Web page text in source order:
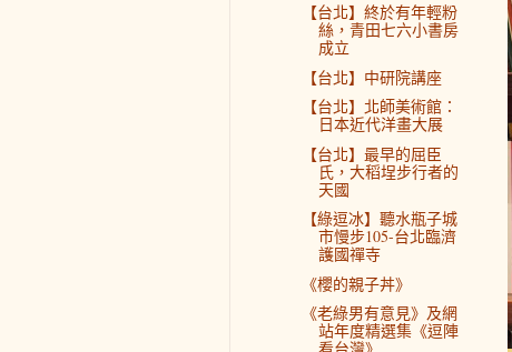
【台北】終於有年輕粉
絲，青田七六小書房
成立
【台北】中研院講座
【台北】北師美術館：
日本近代洋畫大展
【台北】最早的屈臣
氏，大稻埕步行者的
天國
【綠逗冰】聽水瓶子城
市慢步105-台北臨濟
護國禪寺
《櫻的親子丼》
《老綠男有意見》及網
站年度精選集《逗陣